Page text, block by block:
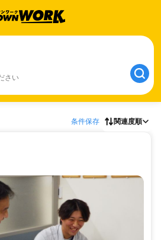
さい
条件保存 関連度順